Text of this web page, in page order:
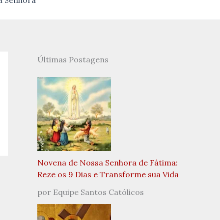
Últimas Postagens
Novena de Nossa Senhora de Fátima:
Reze os 9 Dias e Transforme sua Vida
por Equipe Santos Católicos